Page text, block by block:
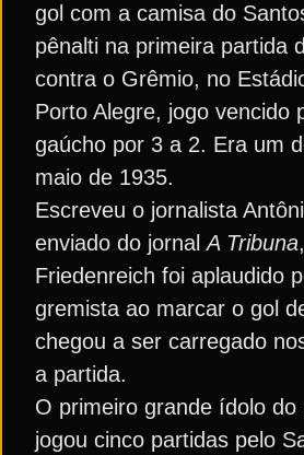
gol com a camisa do
pênalti na primeira partida
contra o Grêmio, no
Porto Alegre, jogo vencido
gaúcho por 3 a 2. Era um
maio de 1935.
Escreveu o jornalista
enviado do jornalA Tribuna
Friedenreich foi aplaudido
gremista ao marcar o gol
chegou a ser carregado
a partida.
O primeiro grande ídolo do
jogou cinco partidas pelo